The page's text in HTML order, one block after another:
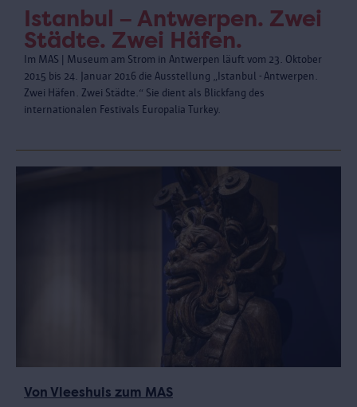
Istanbul – Antwerpen. Zwei
Städte. Zwei Häfen.
Im MAS | Museum am Strom in Antwerpen läuft vom 23. Oktober
2015 bis 24. Januar 2016 die Ausstellung „Istanbul - Antwerpen.
Zwei Häfen. Zwei Städte.“ Sie dient als Blickfang des
internationalen Festivals Europalia Turkey.
Von Vleeshuis zum MAS